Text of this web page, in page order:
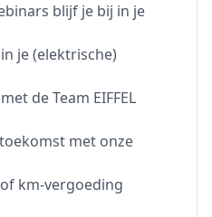
blijf je bij in je
je (elektrische)
de Team EIFFEL
met onze
km-vergoeding